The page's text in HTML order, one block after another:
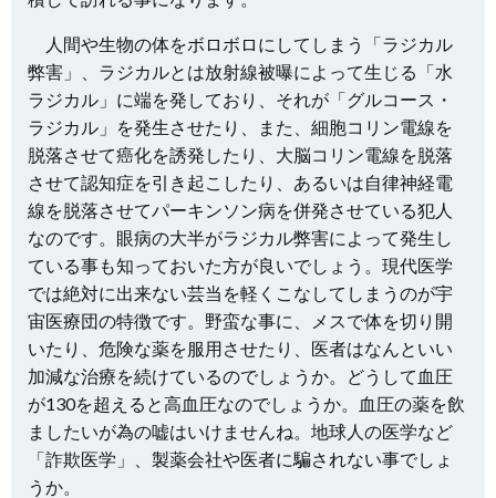
人間や生物の体をボロボロにしてしまう「ラジカル
弊害」、ラジカルとは放射線被曝によって生じる「水
ラジカル」に端を発しており、それが「グルコース・
ラジカル」を発生させたり、また、細胞コリン電線を
脱落させて癌化を誘発したり、大脳コリン電線を脱落
させて認知症を引き起こしたり、あるいは自律神経電
線を脱落させてパーキンソン病を併発させている犯人
なのです。眼病の大半がラジカル弊害によって発生し
ている事も知っておいた方が良いでしょう。現代医学
では絶対に出来ない芸当を軽くこなしてしまうのが宇
宙医療団の特徴です。野蛮な事に、メスで体を切り開
いたり、危険な薬を服用させたり、医者はなんといい
加減な治療を続けているのでしょうか。どうして血圧
が130を超えると高血圧なのでしょうか。血圧の薬を飲
ましたいが為の嘘はいけませんね。地球人の医学など
「詐欺医学」、製薬会社や医者に騙されない事でしょ
うか。